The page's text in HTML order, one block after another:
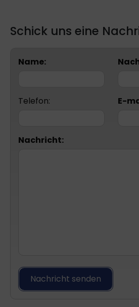
Schick uns eine
Name:
Telefon: E-
Nachricht: